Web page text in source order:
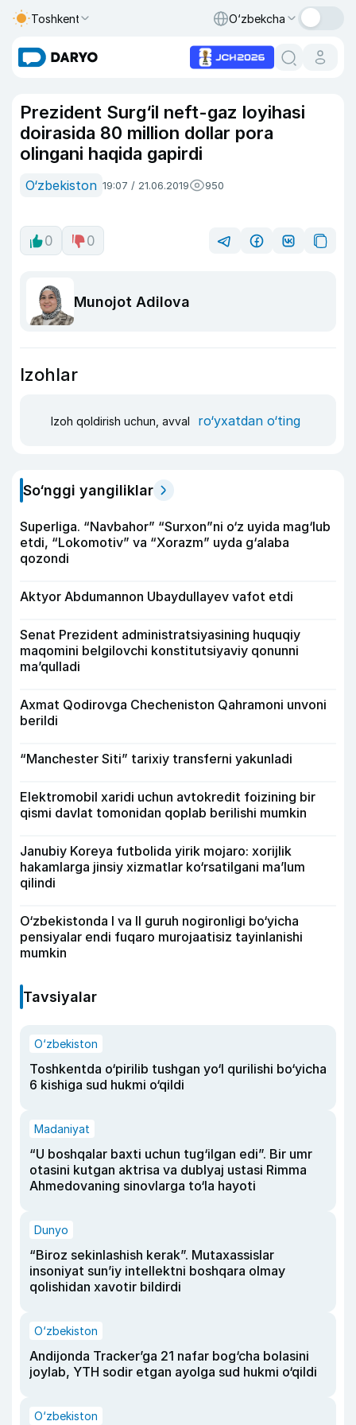
Toshkent O‘zbekcha
Prezident Surg‘il neft-gaz loyihasi
doirasida 80 million dollar pora
olingani haqida gapirdi
O‘zbekiston 19:07 / 21.06.2019 950
0 0
Munojot Adilova
Izohlar
Izoh qoldirish uchun, avval ro‘yxatdan o‘ting
So‘nggi yangiliklar
Superliga. “Navbahor” “Surxon”ni o‘z uyida mag‘lub
etdi, “Lokomotiv” va “Xorazm” uyda g‘alaba
qozondi
Aktyor Abdu­mannon Ubaydullayev vafot etdi
Senat Prezident administratsiyasining huquqiy
maqomini belgilovchi konstitutsiyaviy qonunni
ma’qulladi
Axmat Qodirovga Checheniston Qahramoni unvoni
berildi
“Manchester Siti” tarixiy transferni yakunladi
Elektromobil xaridi uchun avtokredit foizining bir
qismi davlat tomonidan qoplab berilishi mumkin
Janubiy Koreya futbolida yirik mojaro: xorijlik
hakamlarga jinsiy xizmatlar ko‘rsatilgani ma’lum
qilindi
O‘zbekistonda I va II guruh nogironligi bo‘yicha
pensiyalar endi fuqaro murojaatisiz tayinlanishi
mumkin
Tavsiyalar
O‘zbekiston
Toshkentda o‘pirilib tushgan yo‘l qurilishi bo‘yicha
6 kishiga sud hukmi o‘qildi
Madaniyat
“U boshqalar baxti uchun tug‘ilgan edi”. Bir umr
otasini kutgan aktrisa va dublyaj ustasi Rimma
Ahmedovaning sinovlarga to‘la hayoti
Dunyo
“Biroz sekinlashish kerak”. Mutaxassislar
insoniyat sun’iy intellektni boshqara olmay
qolishidan xavotir bildirdi
O‘zbekiston
Andijonda Tracker’ga 21 nafar bog‘cha bolasini
joylab, YTH sodir etgan ayolga sud hukmi o‘qildi
O‘zbekiston